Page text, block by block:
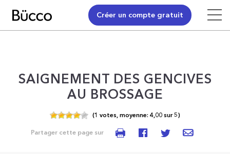
Créer un compte gratuit
SAIGNEMENT DES GENCIVES
AU BROSSAGE
(1 votes, moyenne: 4,00 sur5)
Partager cette page sur